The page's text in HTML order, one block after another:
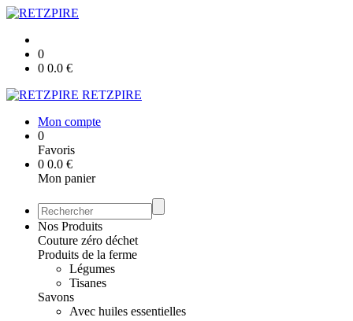
0
0 0.0 €
RETZPIRE
Mon compte
0
Favoris
0 0.0 €
Mon panier
Nos Produits
Couture zéro déchet
Produits de la ferme
Légumes
Tisanes
Savons
Avec huiles essentielles